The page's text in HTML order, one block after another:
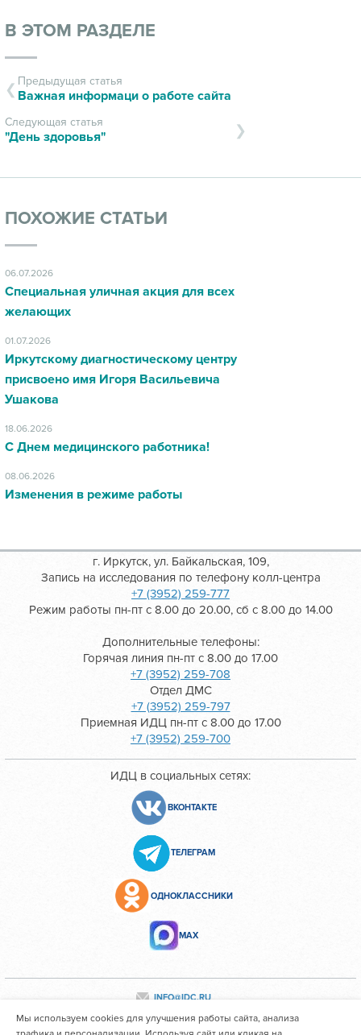
В ЭТОМ РАЗДЕЛЕ
Предыдущая статья
Важная информаци о работе сайта
Следующая статья
"День здоровья"
ПОХОЖИЕ СТАТЬИ
06.07.2026
Специальная уличная акция для всех
желающих
01.07.2026
Иркутскому диагностическому центру
присвоено имя Игоря Васильевича
Ушакова
18.06.2026
С Днем медицинского работника!
08.06.2026
Изменения в режиме работы
г. Иркутск, ул. Байкальская, 109,
Запись на исследования по телефону колл-центра
+7 (3952) 259-777
Режим работы пн-пт с 8.00 до 20.00, сб с 8.00 до 14.00
Дополнительные телефоны:
Горячая линия пн-пт с 8.00 до 17.00
+7 (3952) 259-708
Отдел ДМС
+7 (3952) 259-797
Приемная ИДЦ пн-пт с 8.00 до 17.00
+7 (3952) 259-700
ИДЦ в социальных сетях:
ВКОНТАКТЕ
ТЕЛЕГРАМ
ОДНОКЛАССНИКИ
МАХ
INFO@IDC.RU
Мы используем cookies для улучшения работы сайта, анализа